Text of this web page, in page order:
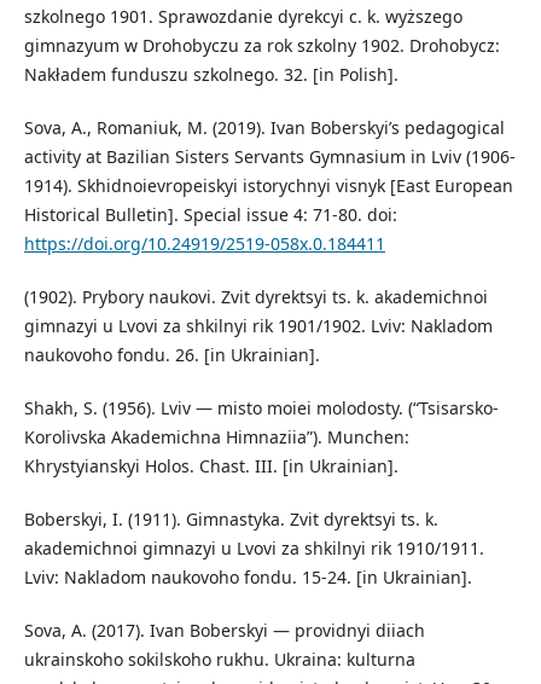
szkolnego 1901. Sprawozdanie dyrekcyi c. k. wyższego
gimnazyum w Drohobyczu za rok szkolny 1902. Drohobycz:
Nakładem funduszu szkolnego. 32. [in Polish].
Sova, A., Romaniuk, M. (2019). Ivan Boberskyi’s pedagogical
activity at Bazilian Sisters Servants Gymnasium in Lviv (1906-
1914). Skhidnoievropeiskyi istorychnyi visnyk [East European
Historical Bulletin]. Special issue 4: 71-80. doi:
https://doi.org/10.24919/2519-058x.0.184411
(1902). Prybory naukovi. Zvit dyrektsyi ts. k. akademichnoi
gimnazyi u Lvovi za shkilnyi rik 1901/1902. Lviv: Nakladom
naukovoho fondu. 26. [in Ukrainian].
Shakh, S. (1956). Lviv — misto moiei molodosty. (“Tsisarsko-
Korolivska Akademichna Himnaziia”). Munchen:
Khrystyianskyi Holos. Chast. III. [in Ukrainian].
Boberskyi, I. (1911). Gimnastyka. Zvit dyrektsyi ts. k.
akademichnoi gimnazyi u Lvovi za shkilnyi rik 1910/1911.
Lviv: Nakladom naukovoho fondu. 15-24. [in Ukrainian].
Sova, A. (2017). Ivan Boberskyi — providnyi diiach
ukrainskoho sokilskoho rukhu. Ukraina: kulturna